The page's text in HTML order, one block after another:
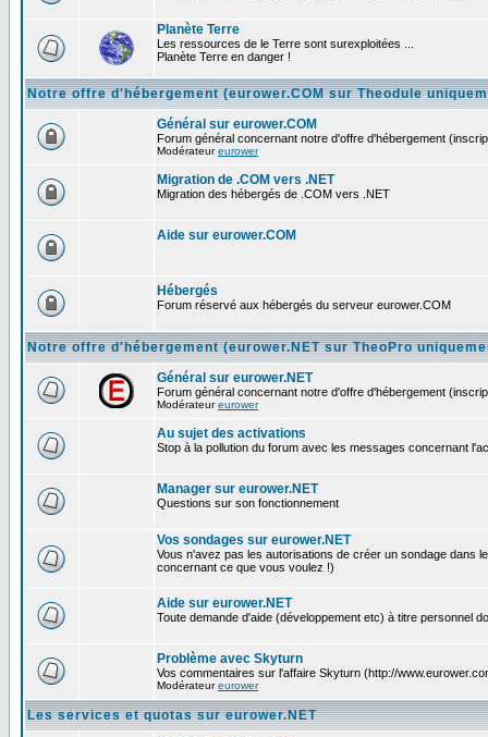
Planète Terre
Les ressources de le Terre sont surexploitées ...
Planète Terre en danger !
Notre offre d'hébergement (eurower.COM sur Theodule
Général sur eurower.COM
Forum général concernant notre d'offre d'hébergement
Modérateureurower
Migration de .COM vers .NET
Migration des hébergés de .COM vers .NET
Aide sur eurower.COM
Hébergés
Forum réservé aux hébergés du serveur eurower.COM
Notre offre d'hébergement (eurower.NET sur TheoPro
Général sur eurower.NET
Forum général concernant notre d'offre d'hébergement
Modérateureurower
Au sujet des activations
Stop à la pollution du forum avec les messages concernant
Manager sur eurower.NET
Questions sur son fonctionnement
Vos sondages sur eurower.NET
Vous n'avez pas les autorisations de créer un sondage dans
concernant ce que vous voulez !)
Aide sur eurower.NET
Toute demande d'aide (développement etc) à titre personnel
Problème avec Skyturn
Vos commentaires sur l'affaire Skyturn (http://
Modérateureurower
Les services et quotas sur eurower.NET